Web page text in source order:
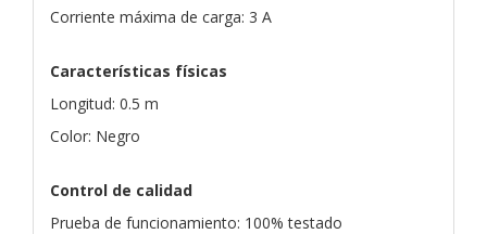
Corriente máxima de carga: 3 A
Características físicas
Longitud: 0.5 m
Color: Negro
Control de calidad
Prueba de funcionamiento: 100% testado